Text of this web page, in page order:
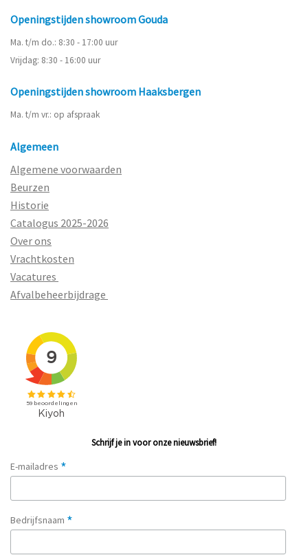
Openingstijden showroom Gouda
Ma. t/m do.: 8:30 - 17:00 uur
Vrijdag: 8:30 - 16:00 uur
Openingstijden showroom Haaksbergen
Ma. t/m vr.: op afspraak
Algemeen
Algemene voorwaarden
Beurzen
Historie
Catalogus 2025-2026
Over ons
Vrachtkosten
Vacatures
Afvalbeheerbijdrage
Schrijf je in voor onze nieuwsbrief!
E-mailadres *
Bedrijfsnaam *